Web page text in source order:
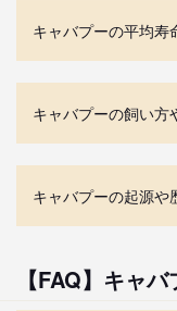
キャバプーの平均寿
キャバプーの飼い方
キャバプーの起源や
【FAQ】キャ